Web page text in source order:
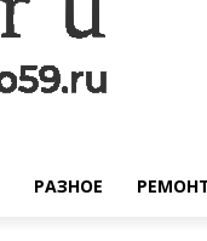
РАЗНОЕ